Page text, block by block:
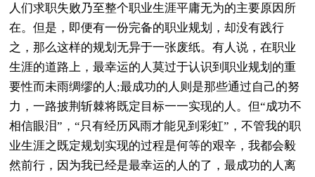
人们求职失败乃至整个职业生涯平庸无为的主要原因所
在。但是，即便有一份完备的职业规划，却没有践行
之，那么这样的规划无异于一张废纸。有人说，在职业
生涯的道路上，最幸运的人莫过于认识到职业规划的重
要性而未雨绸缪的人;最成功的人则是那些通过自己的努
力，一路披荆斩棘将既定目标一一实现的人。但“成功不
相信眼泪”，“只有经历风雨才能见到彩虹”，不管我的职
业生涯之既定规划实现的过程是何等的艰辛，我都会毅
然前行，因为我已经是最幸运的人的了，最成功的人离